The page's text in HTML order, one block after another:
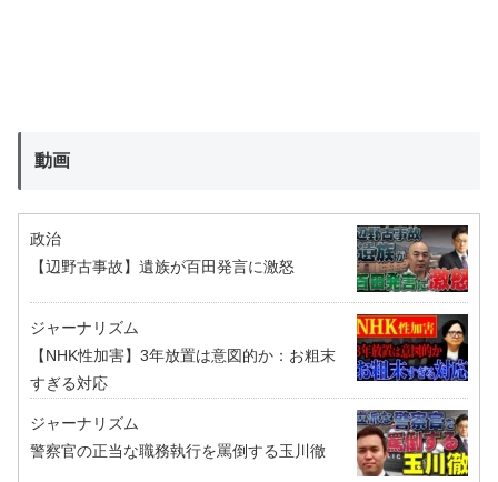
動画
政治
【辺野古事故】遺族が百田発言に激怒
ジャーナリズム
【NHK性加害】3年放置は意図的か：お粗末
すぎる対応
ジャーナリズム
警察官の正当な職務執行を罵倒する玉川徹